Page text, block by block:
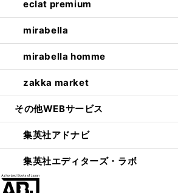
eclat premium
mirabella
mirabella homme
zakka market
その他WEBサービス
集英社アドナビ
集英社エディターズ・ラボ